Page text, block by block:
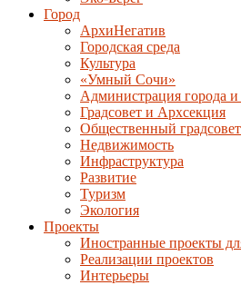
Город
АрхиНегатив
Городская среда
Культура
«Умный Сочи»
Администрация города
Градсовет и Архсекция
Общественный градсовет
Недвижимость
Инфраструктура
Развитие
Туризм
Экология
Проекты
Иностранные проекты
Реализации проектов
Интерьеры